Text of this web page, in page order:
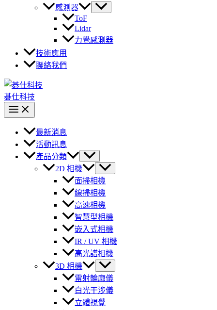
感測器
ToF
Lidar
力覺感測器
技術應用
聯絡我們
碁仕科技
最新消息
活動訊息
產品分類
2D 相機
面掃相機
線掃相機
高速相機
智慧型相機
嵌入式相機
IR / UV 相機
高光譜相機
3D 相機
雷射輪廓儀
白光干涉儀
立體視覺